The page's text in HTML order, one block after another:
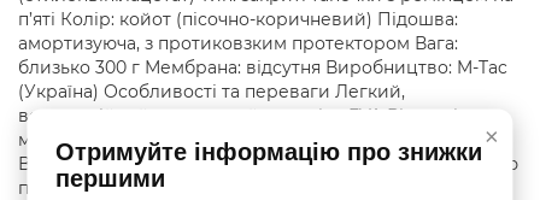
п’яті Колір: койот (пісочно-коричневий) Підошва:
амортизуюча, з протиковзким протектором Вага:
близько 300 г Мембрана: відсутня Виробництво: M-Tac
(Україна) Особливості та переваги Легкий,
вологостійкий та пружний матеріал EVA Відсутність
мембрани — оптимально для літнього використання
Вентиляційні отвори забезпечують хорошу циркуляцію
повітря Анатомічна форма устілки повторює вигин
×
Отримуйте інформацію про знижки
першими